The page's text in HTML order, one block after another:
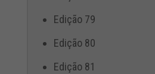
Edição 79
Edição 80
Edição 81